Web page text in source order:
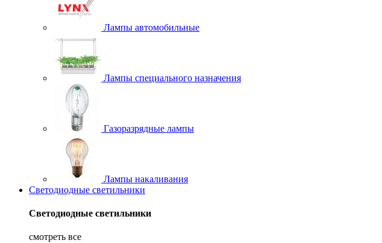
Лампы автомобильные
Лампы специального назначения
Газоразрядные лампы
Лампы накаливания
Светодиодные светильники
Светодиодные светильники
смотреть все